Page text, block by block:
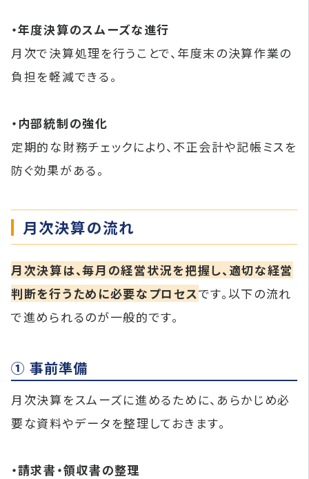
・年度決算のスムーズな進行
月次で決算処理を行うことで、年度末の決算作業の
負担を軽減できる。
・内部統制の強化
定期的な財務チェックにより、不正会計や記帳ミスを
防ぐ効果がある。
月次決算の流れ
月次決算は、毎月の経営状況を把握し、適切な経営
判断を行うために必要なプロセスです。以下の流れ
で進められるのが一般的です。
① 事前準備
月次決算をスムーズに進めるために、あらかじめ必
要な資料やデータを整理しておきます。
・請求書・領収書の整理